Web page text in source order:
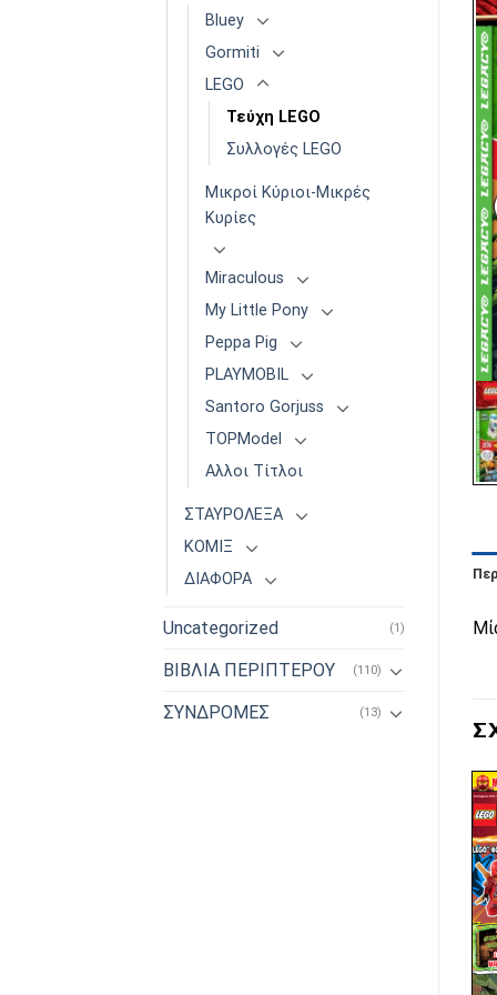
Bluey
Gormiti
LEGO
Τεύχη LEGO
Συλλογές LEGO
Μικροί Κύριοι-Μικρές
Κυρίες
Miraculous
My Little Pony
Peppa Pig
PLAYMOBIL
Santoro Gorjuss
TOPModel
Αλλοι Τίτλοι
ΣΤΑΥΡΟΛΕΞΑ
ΚΟΜΙΞ
ΔΙΑΦΟΡΑ
Uncategorized (1)
ΒΙΒΛΙΑ ΠΕΡΙΠΤΕΡΟΥ (110)
ΣΥΝΔΡΟΜΕΣ (13)